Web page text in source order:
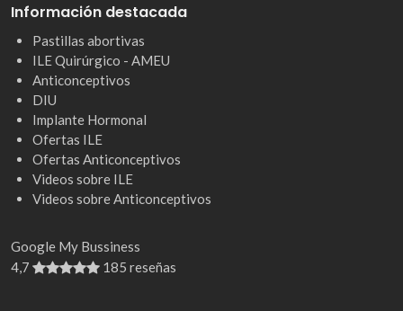
Información destacada
Pastillas abortivas
ILE Quirúrgico - AMEU
Anticonceptivos
DIU
Implante Hormonal
Ofertas ILE
Ofertas Anticonceptivos
Videos sobre ILE
Videos sobre Anticonceptivos
Google My Bussiness
4,7
185 reseñas